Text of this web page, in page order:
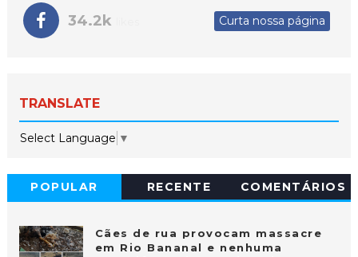
34.2k Curta nossa página
TRANSLATE
Select Language ▼
POPULAR RECENTE COMENTÁRIOS
Cães de rua provocam massacre
em Rio Bananal e nenhuma